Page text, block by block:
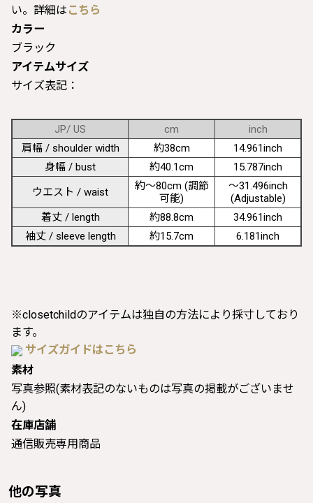
い。詳細は こちら
カラー
ブラック
アイテムサイズ
サイズ表記：
JP/ US cm
inch
肩幅 / shoulder width
約38cm
14.961inch
身幅 / bust
約40.1cm
15.787inch
ウエスト / waist
約〜80cm (調節
可能)
〜31.496inch
(Adjustable)
着丈 / length
約88.8cm
34.961inch
袖丈 / sleeve length
約15.7cm 6.181inch
※closetchildのアイテムは独自の方法により採寸しており
ます。
サイズガイドはこちら
素材
写真参照(素材表記のないものは写真の掲載がございませ
ん)
在庫店舗
通信販売専用商品
他の写真